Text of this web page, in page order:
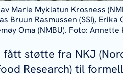
Marie Myklatun Krosness
Bruun Rasmussen (SSI), Erika
Oma (NMBU). Foto:
støtte fra NKJ
Research) til